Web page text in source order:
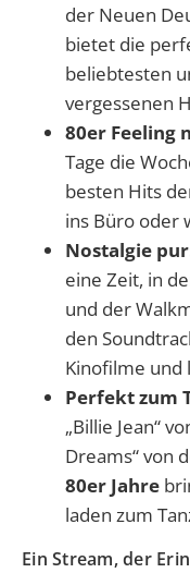
der Neuen
bietet die
beliebtesten
vergessenen
80er Feeling
Tage die
besten Hits
ins Büro oder
Nostalgie
eine Zeit, in
und der
den
Kinofilme und
Perfekt zum
„Billie Jean“
Dreams“ von
80er Jahre
laden zum
Ein Stream, der